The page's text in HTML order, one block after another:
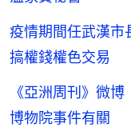
疫情期間任武漢
搞權錢權色交易
《亞洲周刊》微
博物院事件有關